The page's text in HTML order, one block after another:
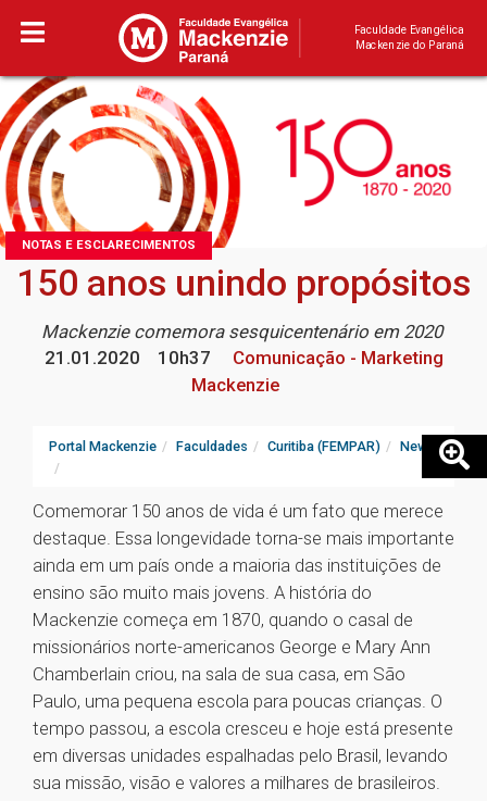
Faculdade Evangélica
Mackenzie do Paraná
NOTAS E ESCLARECIMENTOS
150 anos unindo propósitos
Mackenzie comemora sesquicentenário em 2020
21.01.2020
10h37
Comunicação - Marketing
Mackenzie
Portal Mackenzie Faculdades Curitiba (FEMPAR) News
Comemorar 150 anos de vida é um fato que merece
destaque. Essa longevidade torna-se mais importante
ainda em um país onde a maioria das instituições de
ensino são muito mais jovens. A história do
Mackenzie começa em 1870, quando o casal de
missionários norte-americanos George e Mary Ann
Chamberlain criou, na sala de sua casa, em São
Paulo, uma pequena escola para poucas crianças. O
tempo passou, a escola cresceu e hoje está presente
em diversas unidades espalhadas pelo Brasil, levando
sua missão, visão e valores a milhares de brasileiros.